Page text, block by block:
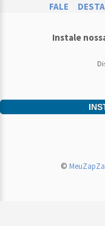
FALE
Instale
©